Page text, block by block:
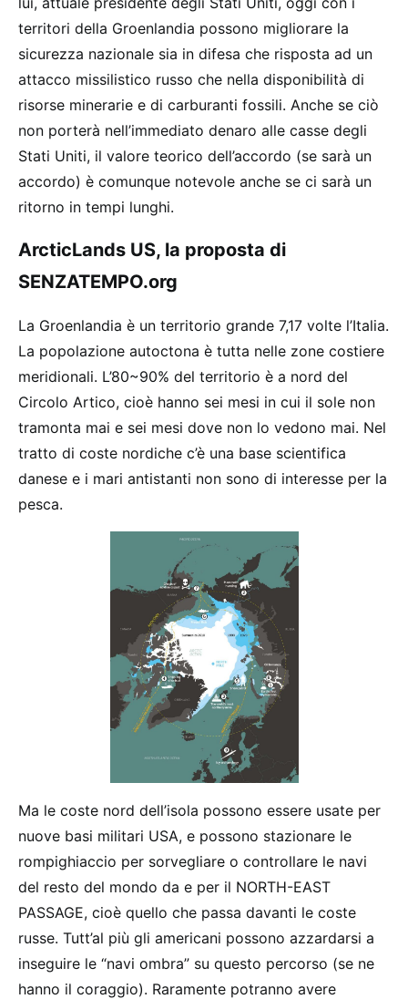
territori della Groenlandia possono migliorare la
sicurezza nazionale sia in difesa che risposta ad un
attacco missilistico russo che nella disponibilità di
risorse minerarie e di carburanti fossili. Anche se ciò
non porterà nell’immediato denaro alle casse degli
Stati Uniti, il valore teorico dell’accordo (se sarà un
accordo) è comunque notevole anche se ci sarà un
ritorno in tempi lunghi.
ArcticLands US, la proposta di
SENZATEMPO.org
La Groenlandia è un territorio grande 7,17 volte l’Italia.
La popolazione autoctona è tutta nelle zone costiere
meridionali. L’80~90% del territorio è a nord del
Circolo Artico, cioè hanno sei mesi in cui il sole non
tramonta mai e sei mesi dove non lo vedono mai. Nel
tratto di coste nordiche c’è una base scientifica
danese e i mari antistanti non sono di interesse per la
pesca.
Ma le coste nord dell’isola possono essere usate per
nuove basi militari USA, e possono stazionare le
rompighiaccio per sorvegliare o controllare le navi
del resto del mondo da e per il NORTH-EAST
PASSAGE, cioè quello che passa davanti le coste
russe. Tutt’al più gli americani possono azzardarsi a
inseguire le “navi ombra” su questo percorso (se ne
hanno il coraggio). Raramente potranno avere